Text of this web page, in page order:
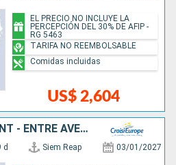
US$ 2,604
EL PRECIO NO INCLUYE LA
PERCEPCIÓN DEL 30% DE AFIP -
RG 5463
TARIFA NO REEMBOLSABLE
Comidas incluidas
LE MÉKONG AUTREMENT - ENTRE AVENTURE ET SITES INCONTOURNABLES
d Siem Reap 03/01/2027